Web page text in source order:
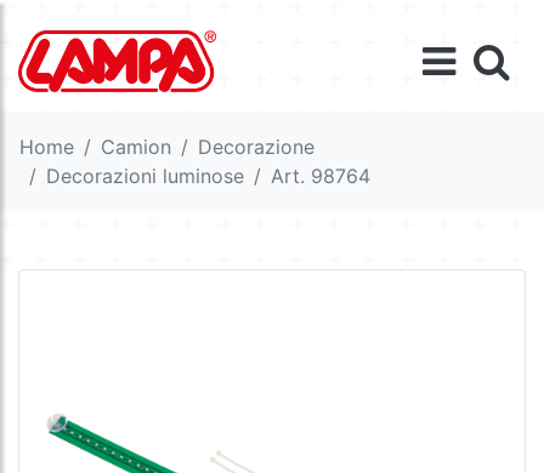
Home Camion
Decorazione
Decorazioni luminose
Art. 98764